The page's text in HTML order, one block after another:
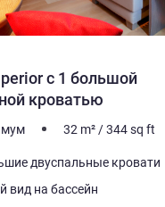
с 1 большой
кроватью
32 m² /344sq ft
двуспальные кровати
вид на бассейн